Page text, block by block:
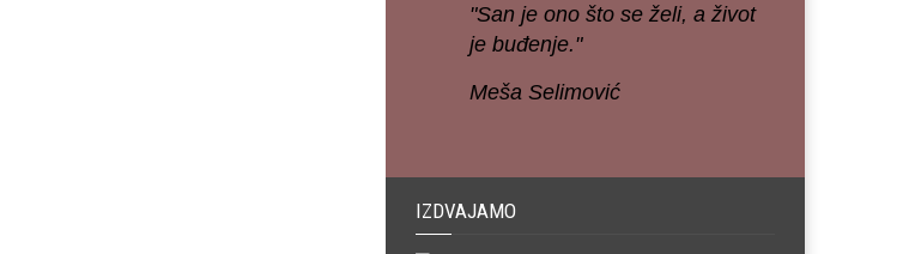
"San je ono što se želi, a život
je buđenje."
Meša Selimović
IZDVAJAMO